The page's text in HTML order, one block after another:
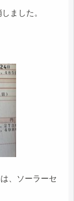
ました。
、ソーラーセ